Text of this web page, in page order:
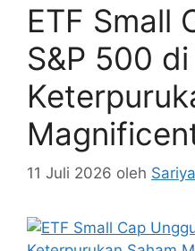
ETF Small
S&P 500
11 Juli 2026 oleh